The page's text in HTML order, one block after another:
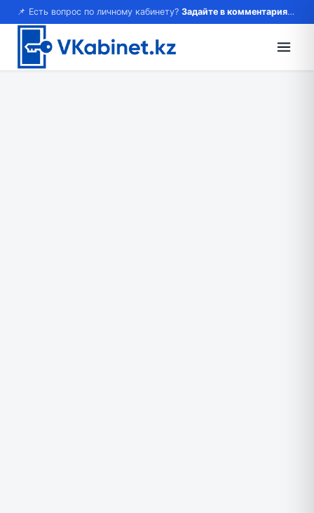
📌 Есть вопрос по личному кабинету? Задайте в комментариях — ответим!